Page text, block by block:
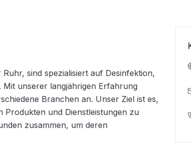
sind spezialisiert auf Desinfektion,
Mit unserer langjährigen Erfahrung
Branchen an. Unser Ziel ist es,
Produkten und Dienstleistungen zu
zusammen, um deren